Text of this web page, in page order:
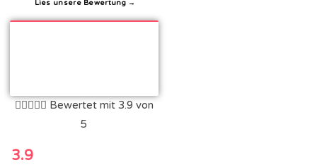
Lies unsere Bewertung →
 Bewertet mit 3.9 von
5
3.9